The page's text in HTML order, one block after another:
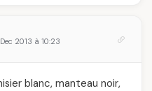
2013 à 10:23
blanc, manteau noir,